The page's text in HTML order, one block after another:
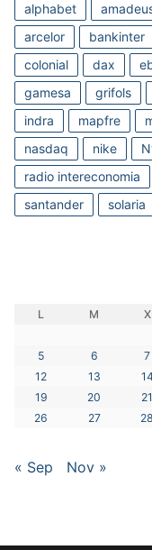
alphabet
arcelor
bankinter
colonial
dax
gamesa
grifols
indra
mapfre
nasdaq
nike
radio intereconomia
santander
solaria
L M X
5
6 7
12
13
19
20 21
26
27 28
« Sep Nov »